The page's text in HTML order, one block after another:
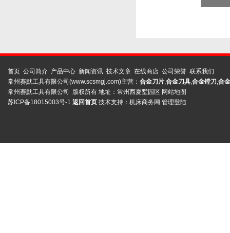
首页 公司简介 产品中心 新闻资讯 技术文章 在线商店 公司荣誉 联系我们
常州赛默工具有限公司(www.scsmgj.com)主营： 合金刀片,合金刀具,合金镗刀 ,合
常州赛默工具有限公司 版权所有 地址：常州西夏墅园区 网站地图
苏ICP备18015003号-1 返回首页 技术支持： 机床商务网 管理登陆